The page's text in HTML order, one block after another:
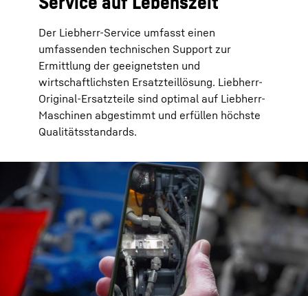
Der Liebherr-Service umfasst einen
umfassenden technischen Support zur
Ermittlung der geeignetsten und
wirtschaftlichsten Ersatzteillösung. Liebherr-
Original-Ersatzteile sind optimal auf Liebherr-
Maschinen abgestimmt und erfüllen höchste
Qualitätsstandards.